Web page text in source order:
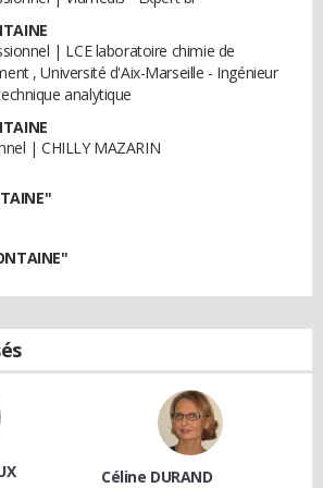
| LCE laboratoire chimie de
, Université d'Aix-Marseille - Ingénieur
analytique
| CHILLY MAZARIN
Céline DURAND